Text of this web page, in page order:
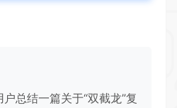
总结一篇关于“双截龙”复